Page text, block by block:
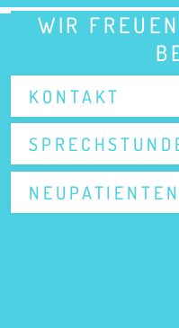
WIR
KONTAKT
NEUPATIENTEN